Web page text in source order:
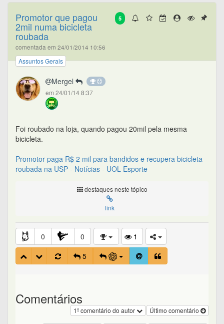
5
Promotor que pagou
2mil numa bicicleta
roubada
comentada em 24/01/2014 10:56
Assuntos Gerais
Mergel
em 24/01/14 8:37
Foi roubado na loja, quando pagou 20mil pela mesma
bicicleta.
Promotor paga R$ 2 mil para bandidos e recupera bicicleta
roubada na USP - Notícias - UOL Esporte
destaques neste tópico
link
0 0
1
5
Comentários
Último comentário
1º comentário do autor